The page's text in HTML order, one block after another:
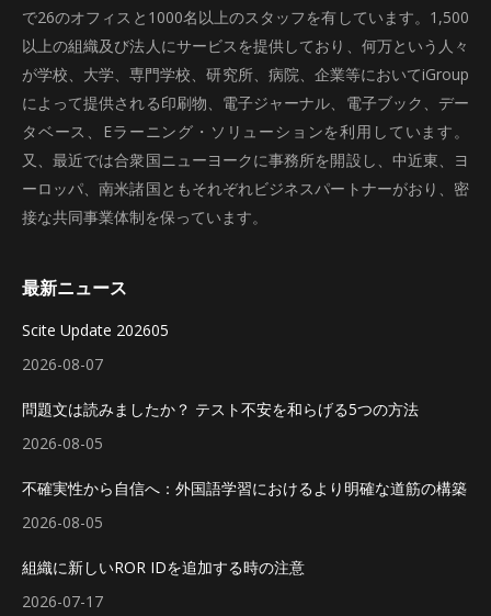
で26のオフィスと1000名以上のスタッフを有しています。1,500
以上の組織及び法人にサービスを提供しており、何万という人々
が学校、大学、専門学校、研究所、病院、企業等においてiGroup
によって提供される印刷物、電子ジャーナル、電子ブック、デー
タベース、Eラーニング・ソリューションを利用しています。
又、最近では合衆国ニューヨークに事務所を開設し、中近東、ヨ
ーロッパ、南米諸国ともそれぞれビジネスパートナーがおり、密
接な共同事業体制を保っています。
最新ニュース
Scite Update 202605
2026-08-07
問題文は読みましたか？ テスト不安を和らげる5つの方法
2026-08-05
不確実性から自信へ：外国語学習におけるより明確な道筋の構築
2026-08-05
組織に新しいROR IDを追加する時の注意
2026-07-17